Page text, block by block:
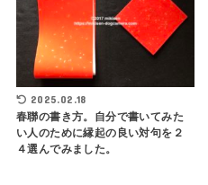
2025.02.18
春聯の書き方。自分で書いてみた
い人のために縁起の良い対句を２
４選んでみました。